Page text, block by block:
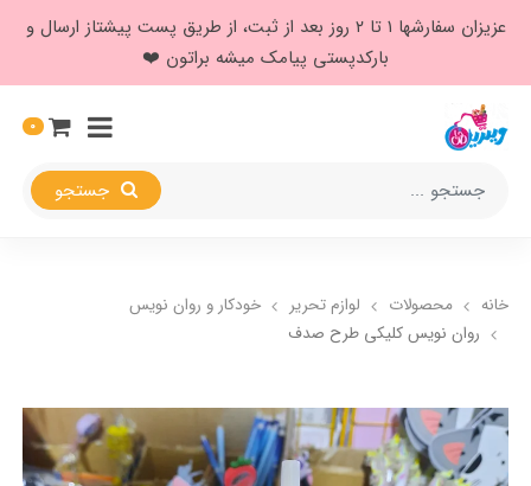
عزیزان سفارشها ۱ تا ۲ روز بعد از ثبت، از طریق پست پیشتاز ارسال و
بارکدپستی پیامک میشه براتون ❤️
0
خانه محصولات لوازم تحریر
خودکار و روان نویس
روان نویس کلیکی طرح صدف